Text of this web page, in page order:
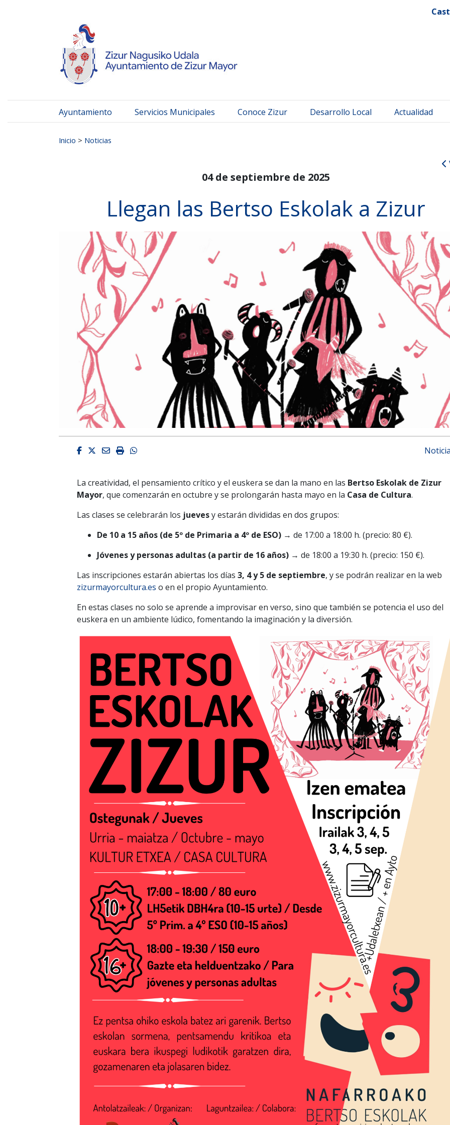
Ayuntamiento Servicios Municipales Conoce Zizur Desarrollo Local Actualidad
Inicio > Noticias
04 de septiembre de 2025
Llegan las Bertso Eskolak a Zizur
Facebook
Twitter
EmailImprimirWhatsapp
La creatividad, el pensamiento crítico y el euskera se dan la mano en las Bertso Eskolak de Zizur
Mayor, que comenzarán en octubre y se prolongarán hasta mayo en la Casa de Cultura.
Las clases se celebrarán los juevesy estarán divididas en dos grupos:
De 10 a 15 años (de 5º de Primaria a 4º de ESO)→ de 17:00 a 18:00 h. (precio: 80 €).
Jóvenes y personas adultas (a partir de 16 años)→ de 18:00 a 19:30 h. (precio: 150 €).
Las inscripciones estarán abiertas los días 3, 4 y 5 de septiembre, y se podrán realizar en la web
zizurmayorcultura.es o en el propio Ayuntamiento.
En estas clases no solo se aprende a improvisar en verso, sino que también se potencia el uso del
euskera en un ambiente lúdico, fomentando la imaginación y la diversión.